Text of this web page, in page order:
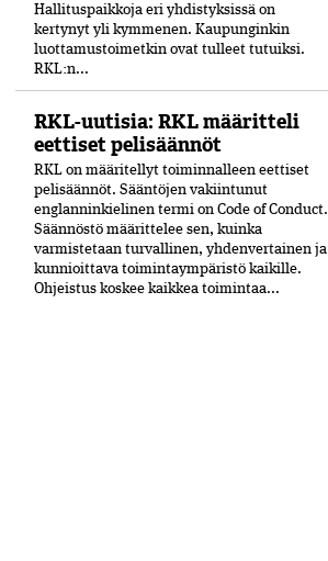
Hallituspaikkoja eri yhdistyksissä on
kertynyt yli kymmenen. Kaupunginkin
luottamustoimetkin ovat tulleet tutuiksi.
RKL:n...
RKL-uutisia: RKL määritteli
eettiset pelisäännöt
RKL on määritellyt toiminnalleen eettiset
peli­säännöt. Sääntöjen vakiintunut
englanninkielinen termi on Code of Conduct.
Säännöstö määrittelee sen, kuinka
varmistetaan turvallinen, yhdenvertainen ja
kun­nioittava toimintaympäristö kaikille.
Ohjeistus koskee kaikkea toimintaa...